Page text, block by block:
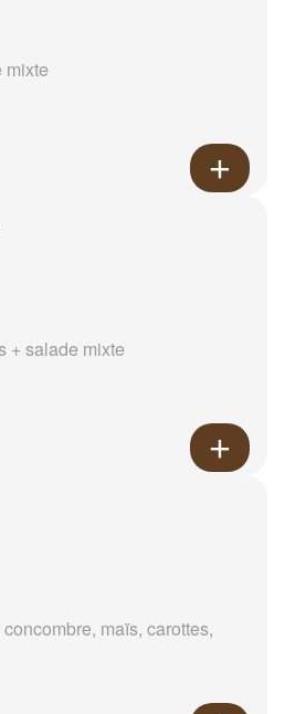
mixte
+ salade mixte
maïs, carottes,